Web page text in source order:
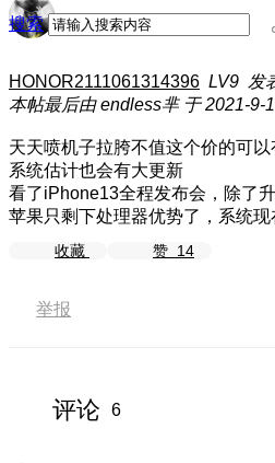
搜索
HONOR2111061314396 LV9 发
本帖最后由 endless芈 于 2021-9-
天天喷机子拉胯不值这个价的可
系统估计也会有大更新
看了iPhone13全程发布会，除了
苹果只剩下处理器优势了，系统现
收藏 赞 14
举报
评论 6